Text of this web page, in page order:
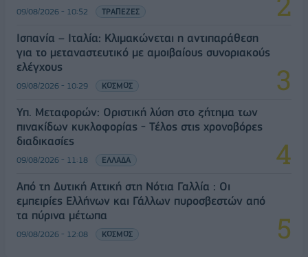
09/08/2026 - 10:52 ΤΡΑΠΕΖΕΣ
Ισπανία – Ιταλία: Κλιμακώνεται η αντιπαράθεση
για το μεταναστευτικό με αμοιβαίους συνοριακούς
ελέγχους
09/08/2026 - 10:29 ΚΟΣΜΟΣ
Υπ. Μεταφορών: Οριστική λύση στο ζήτημα των
πινακίδων κυκλοφορίας - Τέλος στις χρονοβόρες
διαδικασίες
09/08/2026 - 11:18 ΕΛΛΑΔΑ
Από τη Δυτική Αττική στη Νότια Γαλλία : Οι
εμπειρίες Ελλήνων και Γάλλων πυροσβεστών από
τα πύρινα μέτωπα
09/08/2026 - 12:08 ΚΟΣΜΟΣ